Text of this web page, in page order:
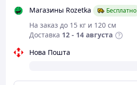
Магазины Rozetka
Бесплатно
На заказ до 15 кг и 120 см
Доставка 12 - 14 августа
Нова Пошта